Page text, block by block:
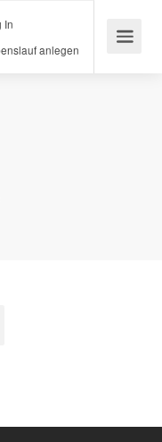
Lebenslauf anlegen